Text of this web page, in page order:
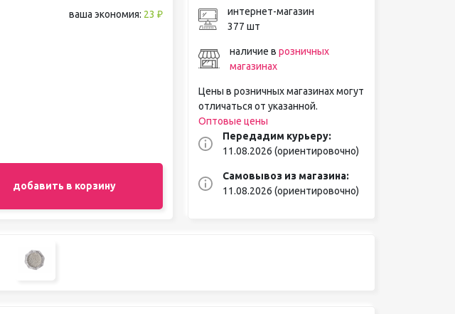
ваша экономия: 23 ₽
добавить в корзину
интернет-магазин
377 шт
наличие в розничных
магазинах
Цены в розничных магазинах могут
отличаться от указанной.
Оптовые цены
Передадим курьеру:
11.08.2026 (ориентировочно)
Самовывоз из магазина:
11.08.2026 (ориентировочно)